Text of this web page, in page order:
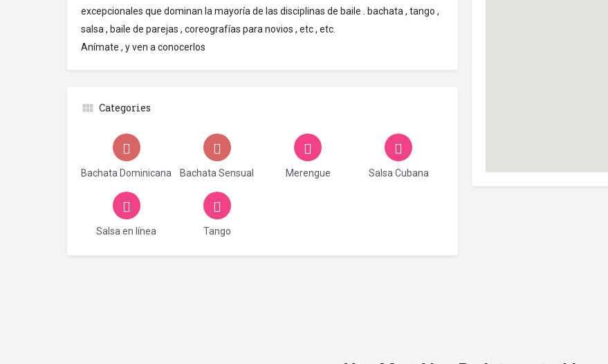
excepcionales que dominan la mayoría de las disciplinas de baile . bachata , tango ,
salsa , baile de parejas , coreografías para novios , etc , etc.
Anímate , y ven a conocerlos
Categories
Bachata Dominicana Bachata Sensual Merengue Salsa Cubana
Salsa en línea Tango